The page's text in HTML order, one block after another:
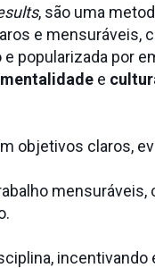
, são uma
e mensuráveis,
popularizada por
mentalidade e
objetivos claros,
incentivando